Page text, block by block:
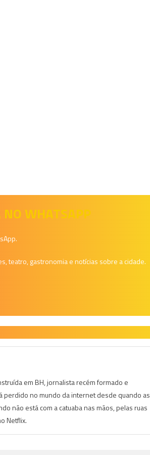
NO WHATSAPP
teatro, gastronomia e notícias sobre a cidade.
em BH, jornalista recém formado e
perdido no mundo da internet desde quando as
não está com a catuaba nas mãos, pelas ruas
Netflix.